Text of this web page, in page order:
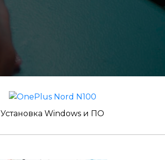
Установка Windows и ПО